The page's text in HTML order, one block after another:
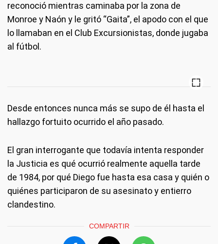
reconoció mientras caminaba por la zona de
Monroe y Naón y le gritó “Gaita”, el apodo con el que
lo llamaban en el Club Excursionistas, donde jugaba
al fútbol.
Desde entonces nunca más se supo de él hasta el
hallazgo fortuito ocurrido el año pasado.
El gran interrogante que todavía intenta responder
la Justicia es qué ocurrió realmente aquella tarde
de 1984, por qué Diego fue hasta esa casa y quién o
quiénes participaron de su asesinato y entierro
clandestino.
COMPARTIR